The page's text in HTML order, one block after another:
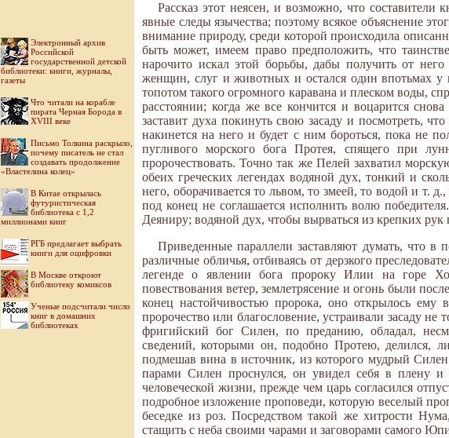
Электронный архив
Российской
государственной детской
библиотеки: книги, журналы,
газеты
Что читали на корабле
пирата Черная Борода в
XVIII веке
Письмо Толкина раскрыло,
почему писатель не стал
создавать продолжение
«Властелина колец»
В Китае открылась
футуристическая
библиотека с 1,2
миллионами книг
РГБ предлагает выбрать
книги для оцифровки
В Москве откроют
библиотеку комиксов
Ученые подсчитали число
книг в домашних
библиотеках
Рассказ этот неясен, и возможно, что
явные следы язычества; поэтому всякое объяснение
внимание природу, среди которой происходила
быть может, имеем право предположить, что
нарочито искал этой борьбы, дабы получить от
женщин, слуг и животных и остался один впотьмах у
топотом такого огромного каравана и плеском воды,
расстоянии; когда же все кончится и воцарится
заставит духа покинуть свою засаду и посмотреть,
накинется на него и будет с ним бороться, пока не
пугливого морского бога Протея, спящего при
пророчествовать. Точно так же Пелей захватил
обеих греческих легендах водяной дух, тонкий и
него, оборачивается то львом, то змеей, то водой и т.
под конец не соглашается исполнить волю
Деяниру; водяной дух, чтобы вырваться из крепких
Приведенные параллели заставляют думать, что в
различные обличья, отбиваясь от дерзкого
легенде о явлении бога пророку Илии на горе
повествования ветер, землетрясение и огонь были
конец настойчивостью пророка, оно открылось
пророчество или благословение, устраивали засаду
фригийский бог Силен, по преданию, обладал,
сведений, которыми он, подобно Протею, делился,
подмешав вина в источник, из которого мудрый
парами Силен проснулся, он увидел себя в плену
человеческой жизни, прежде чем царь согласился
подробное изложение проповеди, которую веселый
беседке из роз. Посредством такой же хитрости
стащить с неба своими чарами и заговорами самого